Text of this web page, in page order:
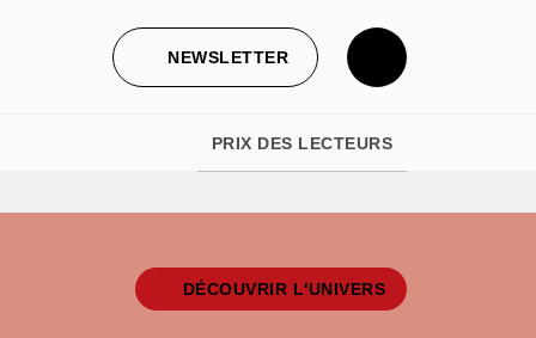
NEWSLETTER
PRIX DES LECTEURS
DÉCOUVRIR L'UNIVERS